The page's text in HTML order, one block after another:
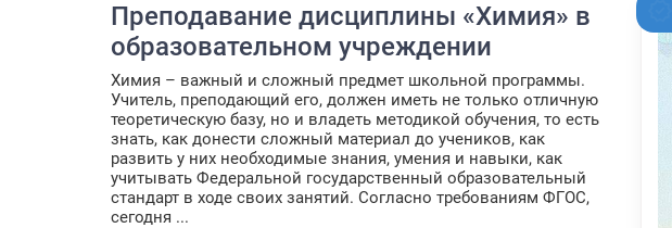
Преподавание дисциплины «Химия» в
образовательном учреждении
Химия – важный и сложный предмет школьной программы.
Учитель, преподающий его, должен иметь не только отличную
теоретическую базу, но и владеть методикой обучения, то есть
знать, как донести сложный материал до учеников, как
развить у них необходимые знания, умения и навыки, как
учитывать Федеральной государственный образовательный
стандарт в ходе своих занятий. Согласно требованиям ФГОС,
сегодня ...